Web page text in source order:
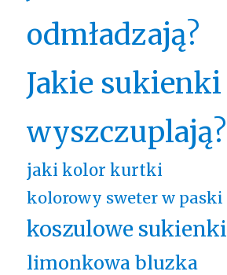
odmładzają?
Jakie sukienki
wyszczuplają?
jaki kolor kurtki
kolorowy sweter w paski
koszulowe sukienki
limonkowa bluzka